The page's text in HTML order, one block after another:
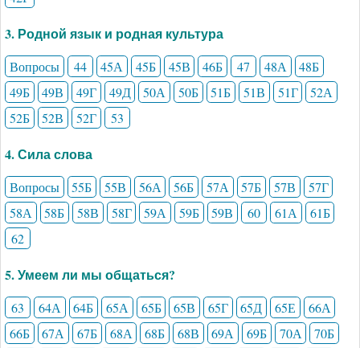
3. Родной язык и родная культура
Вопросы 44 45А 45Б 45В 46Б 47 48А
48Б
49Б
49В 49Г 49Д 50А 50Б 51Б 51В 51Г
52А
52Б
52В 52Г 53
4. Сила слова
Вопросы 55Б 55В 56А 56Б 57А 57Б 57В
57Г
58А
58Б 58В 58Г 59А 59Б 59В 60 61А
61Б
62
5. Умеем ли мы общаться?
63 64А 64Б 65А 65Б 65В 65Г 65Д 65Е
66А
66Б
67А 67Б 68А 68Б 68В 69А 69Б 70А
70Б